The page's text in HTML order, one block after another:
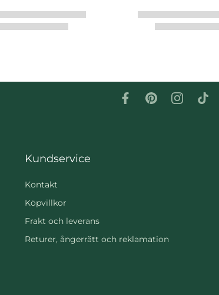
Kundservice
Kontakt
Köpvillkor
Frakt och leverans
Returer, ångerrätt och reklamation